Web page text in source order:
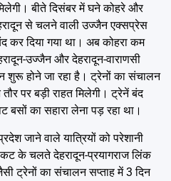
बीते दिसंबर में घने कोहरे और
से चलने वाली उज्जैन एक्सप्रेस
दिया गया था। अब कोहरा कम
उज्जैन और देहरादून-वाराणसी
होने जा रहा है। ट्रेनों का संचालन
पर बड़ी राहत मिलेगी। ट्रेनें बंद
बसों का सहारा लेना पड़ रहा था।
जाने वाले यात्रियों को परेशानी
के चलते देहरादून-प्रयागराज लिंक
ट्रेनों का संचालन सप्ताह में 3 दिन